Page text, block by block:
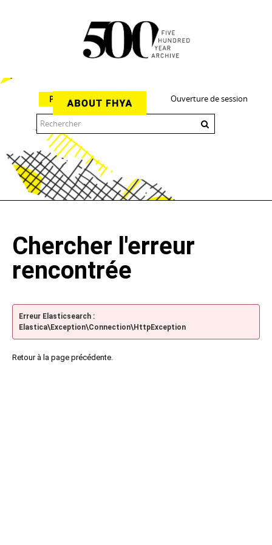
Ouverture de session
Parcourir
Chercher l'erreur
rencontrée
Erreur Elasticsearch :
Elastica\Exception\Connection\HttpException
Retour à la page précédente.